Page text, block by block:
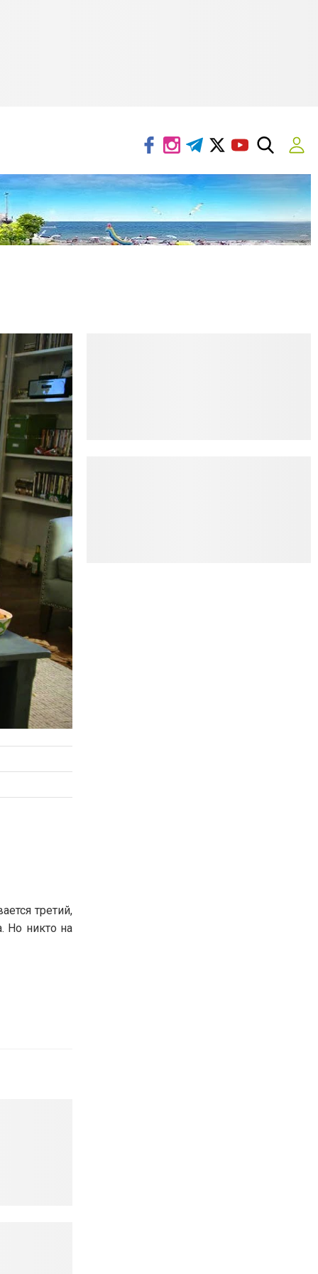
третий,
Но никто на